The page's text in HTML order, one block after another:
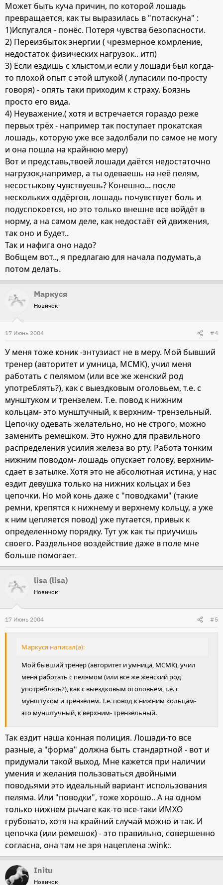
Может быть куча причин, по которой лошадь
превращается, как ты выразилась в "потаскуна" :
1)Испугался - понёс. Потеря чувства безопасности.
2) Переизбыток энергии ( чрезмерное комрление,
недостаток физических нагрузок.. итп)
3) Если ездишь с хлыстом,и если у лошади был когда-
то плохой опыт с этой штукой ( лупасили по-просту
говоря) - опять таки приходим к страху. Боязнь
просто его вида.
4) Неуважение.( хотя и встречается гораздо реже
первых трёх - например так поступает прокатская
лошадь, которую уже все задолбали по самое не могу
и она пошла на крайнюю меру)
Вот и представь,твоей лошади даётся недостаточно
нагрузок,например, а ты одеваешь на неё пелям,
несостыкову чувствуешь? Конешно... после
нескольких оддёргов, лошадь почувствует боль и
подуспокоется, но это только внешне все войдёт в
норму, а на самом деле, как недостаёт ей движения,
так оно и будет..
Так и нафига оно надо?
Вобщем вот.., я предлагаю для начала подумать,а
потом делать.
Маркуся
Новичок
17 Июнь 2004 #4
У меня тоже коник -энтузиаст не в меру. Мой бывший
тренер (авторитет и умница, МСМК), учил меня
работать с пелямом (или все же женский род
употреблять?), как с выездковым оголовьем, т.е. с
мунштуком и трензелем. Т.е. повод к нижним
кольцам- это мунштучный, к верхним- трензельный.
Цепочку одевать желательно, но не строго, можно
заменить ремешком. Это нужно для правильного
распределения усилия железа во рту. Работа тонким
нижним поводом- лошадь опускает голову, верхним-
сдает в затылке. Хотя это не абсолютная истина, у нас
ездит девушка только на нижних кольцах и без
цепочки. Но мой конь даже с "поводками" (такие
ремни, крепятся к нижнему и верхнему кольцу, а уже
к ним цепляется повод) уже путается, привык к
определенному порядку. Тут уж как ты приучишь
своего. Раздельное воздействие даже в поле мне
больше помогает.
lisa (lisa)
Новичок
17 Июнь 2004 #5
Маркуся написал(а):
Мой бывший тренер (авторитет и умница, МСМК), учил
меня работать с пелямом (или все же женский род
употреблять?), как с выездковым оголовьем, т.е. с
мунштуком и трензелем. Т.е. повод к нижним кольцам-
это мунштучный, к верхним- трензельный.
Так ездит наша конная полиция. Лошади-то все
разные, а "форма" должна быть стандартной - вот и
придумали такой выход. Мне кажется при наличии
умения и желания пользоваться двойными
поводьями это идеальный вариант использования
пеляма. Или "поводки", тоже хорошо.. А на одном
только нижнем рычаге как-то все-таки ИМХО
грубовато, хотя на крайний случай можно и так. И
цепочка (или ремешок) - это правильно, совершенно
согласна, она там не зря нацеплена :wink:.
Initu
Новичок